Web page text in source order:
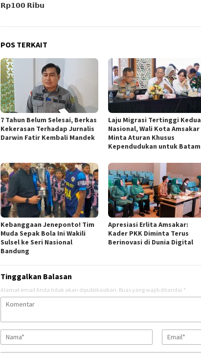
𝗥𝗽𝟭𝟬𝟬 𝗥𝗶𝗯𝘂
POS TERKAIT
7 Tahun Belum Selesai, Berkas
Kekerasan Terhadap Jurnalis
Darwin Fatir Kembali Mandek
Laju Migrasi Tertinggi Kedua
Nasional, Wali Kota Amsakar
Minta Aturan Khusus
Kependudukan untuk Batam
Kebanggaan Jeneponto! Tim
Muda Sepak Bola Ini Wakili
Sulsel ke Seri Nasional
Bandung
Apresiasi Erlita Amsakar:
Kader PKK Diminta Terus
Berinovasi di Dunia Digital
Tinggalkan Balasan
Alamat email Anda tidak akan dipublikasikan. Ruas yang wajib ditandai *